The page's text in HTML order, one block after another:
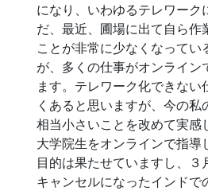
になり、いわゆるテレワーク
だ、最近、圃場に出て自ら作
ことが非常に少なくなってい
が、多くの仕事がオンライン
ます。テレワーク化できない
くあると思いますが、今の私
相当小さいことを改めて実感
大学院生をオンラインで指導
目的は果たせていますし、３
キャンセルになったインドで